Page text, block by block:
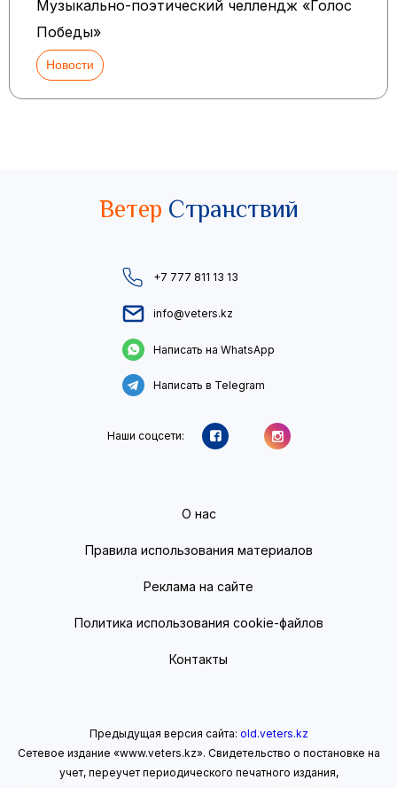
Музыкально-поэтический челлендж «Голос
Победы»
Новости
Ветер Странствий
+7 777 811 13 13
info@veters.kz
Написать на WhatsApp
Написать в Telegram
Наши соцсети:
О нас
Правила использования материалов
Реклама на сайте
Политика использования cookie-файлов
Контакты
Предыдущая версия сайта: old.veters.kz
Сетевое издание «www.veters.kz». Свидетельство о постановке на
учет, переучет периодического печатного издания,